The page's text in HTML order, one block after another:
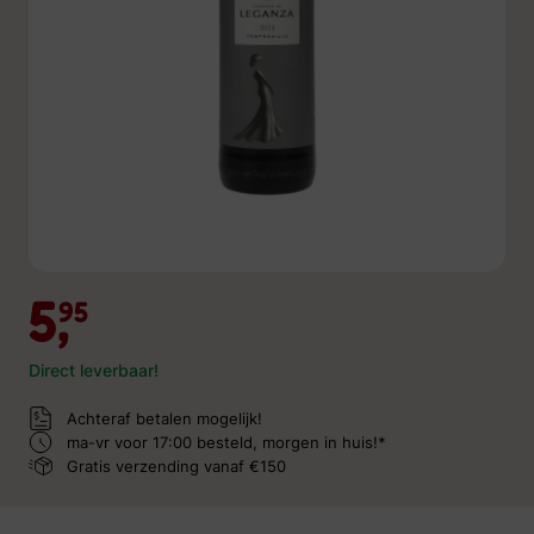
5,95
Direct leverbaar!
Achteraf betalen mogelijk!
ma-vr voor 17:00 besteld, morgen in huis!*
Gratis verzending vanaf €150